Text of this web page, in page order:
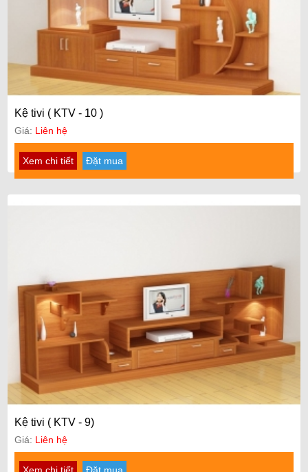
Kệ tivi ( KTV - 10 )
Giá: Liên hệ
Xem chi tiết Đặt mua
Kệ tivi ( KTV - 9)
Giá: Liên hệ